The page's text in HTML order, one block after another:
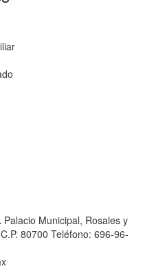
Palacio Municipal, Rosales y
80700 Teléfono: 696-96-